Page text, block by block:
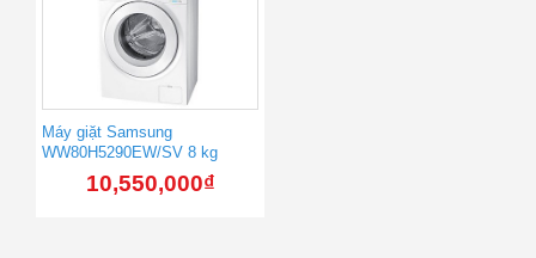
Máy giặt Samsung
WW80H5290EW/SV 8 kg
10,550,000₫